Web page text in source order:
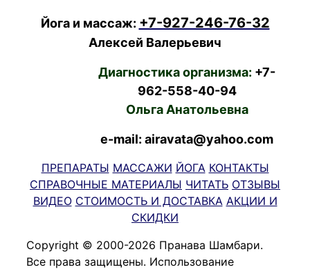
Йога и массаж: +7-927-246-76-32
Алексей Валерьевич
Диагностика организма: +7-
962-558-40-94
Ольга Анатольевна
e-mail: airavata@yahoo.com
ПРЕПАРАТЫ МАССАЖИ ЙОГА КОНТАКТЫ
СПРАВОЧНЫЕ МАТЕРИАЛЫ ЧИТАТЬ ОТЗЫВЫ
ВИДЕО СТОИМОСТЬ И ДОСТАВКА АКЦИИ И
СКИДКИ
Copyright © 2000-2026 Пранава Шамбари.
Все права защищены. Использование